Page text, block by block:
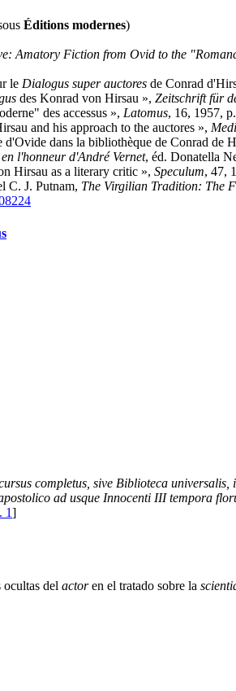
Éditions modernes)
Amatory Fiction from Ovid to the
le Dialogus super auctores de Conrad
des Konrad von Hirsau », Zeitschrift für
des accessus », Latomus, 16, 1957,
and his approach to the auctores »,
d'Ovide dans la bibliothèque de Conrad de
l'honneur d'André Vernet, éd. Donatella
Hirsau as a literary critic », Speculum, 47,
C. J. Putnam, The Virgilian Tradition: The
completus, sive Biblioteca
ad usque Innocenti III tempora
1]
del actoren el tratado sobre la